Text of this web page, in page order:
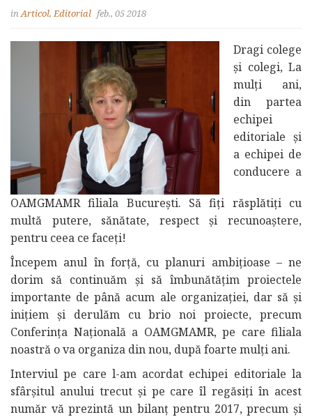
inArticol, Editorial feb., 05 2018
Dragi colege
şi colegi, La
mulţi ani,
din partea
echipei
editoriale şi
a echipei de
conducere a
OAMGMAMR filiala Bucureşti. Să fiți răsplătiți cu
multă putere, sănătate, respect și recunoaștere,
pentru ceea ce faceţi!
Începem anul în forţă, cu planuri ambiţioase – ne
dorim să continuăm şi să îmbunătăţim proiectele
importante de până acum ale organizaţiei, dar să şi
iniţiem şi derulăm cu brio noi proiecte, precum
Conferinţa Naţională a OAMGMAMR, pe care filiala
noastră o va organiza din nou, după foarte mulţi ani.
Interviul pe care l-am acordat echipei editoriale la
sfârşitul anului trecut şi pe care îl regăsiţi în acest
număr vă prezintă un bilanţ pentru 2017, precum şi